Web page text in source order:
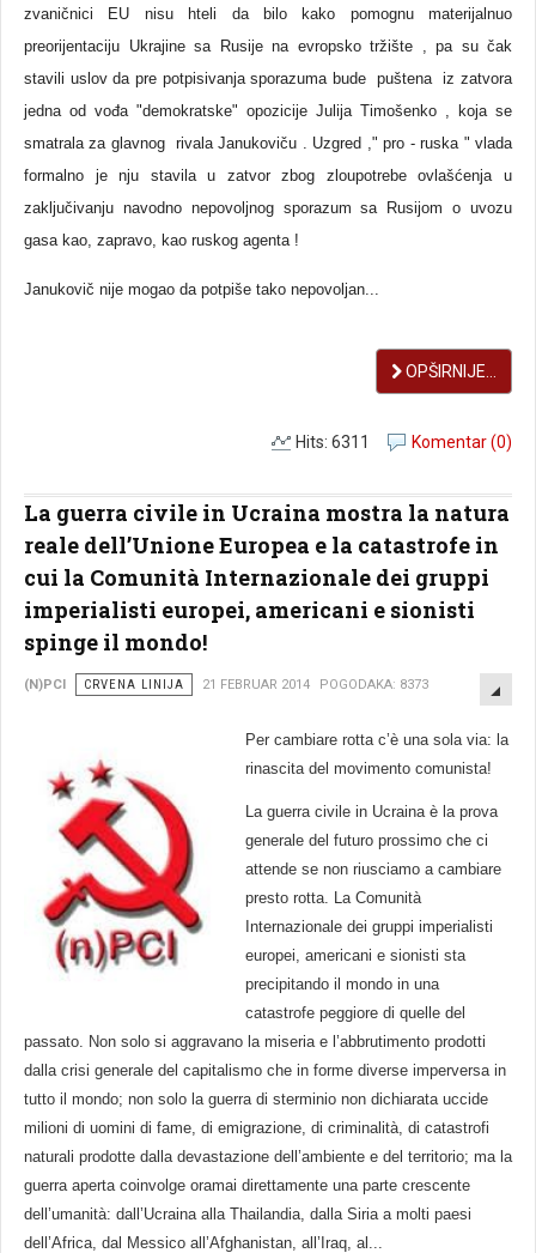
zvaničnici EU nisu hteli da bilo kako pomognu materijalnuo
preorijentaciju Ukrajine sa Rusije na evropsko tržište , pa su čak
stavili uslov da pre potpisivanja sporazuma bude puštena iz zatvora
jedna od vođa "demokratske" opozicije Julija Timošenko , koja se
smatrala za glavnog rivala Janukoviču . Uzgred ," pro - ruska " vlada
formalno je nju stavila u zatvor zbog zloupotrebe ovlašćenja u
zaključivanju navodno nepovoljnog sporazum sa Rusijom o uvozu
gasa kao, zapravo, kao ruskog agenta !
Janukovič nije mogao da potpiše tako nepovoljan...
OPŠIRNIJE...
Komentar (0)
Hits: 6311
La guerra civile in Ucraina mostra la natura
reale dell’Unione Europea e la catastrofe in
cui la Comunità Internazionale dei gruppi
imperialisti europei, americani e sionisti
spinge il mondo!
(N)PCI CRVENA LINIJA 21 FEBRUAR 2014 POGODAKA: 8373
Per cambiare rotta c’è una sola via: la
rinascita del movimento comunista!
La guerra civile in Ucraina è la prova
generale del futuro prossimo che ci
attende se non riusciamo a cambiare
presto rotta. La Comunità
Internazionale dei gruppi imperialisti
europei, americani e sionisti sta
precipitando il mondo in una
catastrofe peggiore di quelle del
passato. Non solo si aggravano la miseria e l’abbrutimento prodotti
dalla crisi generale del capitalismo che in forme diverse imperversa in
tutto il mondo; non solo la guerra di sterminio non dichiarata uccide
milioni di uomini di fame, di emigrazione, di criminalità, di catastrofi
naturali prodotte dalla devastazione dell’ambiente e del territorio; ma la
guerra aperta coinvolge oramai direttamente una parte crescente
dell’umanità: dall’Ucraina alla Thailandia, dalla Siria a molti paesi
dell’Africa, dal Messico all’Afghanistan, all’Iraq, al...